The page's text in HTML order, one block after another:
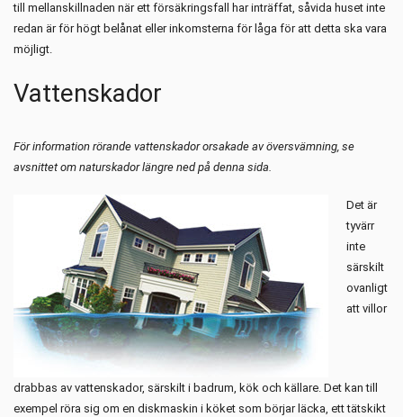
till mellanskillnaden när ett försäkringsfall har inträffat, såvida huset inte
redan är för högt belånat eller inkomsterna för låga för att detta ska vara
möjligt.
Vattenskador
För information rörande vattenskador orsakade av översvämning, se
avsnittet om naturskador längre ned på denna sida.
Det är
tyvärr
inte
särskilt
ovanligt
att villor
drabbas av vattenskador, särskilt i badrum, kök och källare. Det kan till
exempel röra sig om en diskmaskin i köket som börjar läcka, ett tätskikt